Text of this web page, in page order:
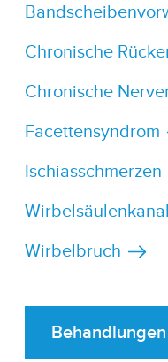
Chronische
Chronische
Facettensyndrom
Ischiasschmerzen
Wirbelbruch